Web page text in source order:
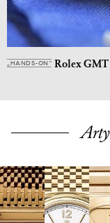
„HANDS-ON” Rolex GMT